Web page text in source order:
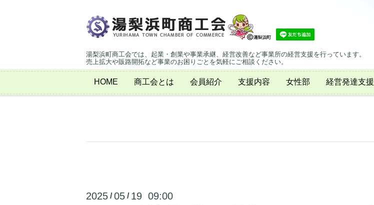
湯梨浜町商工会では、起業・創業や事業承継、経営改善など事業所の経営支援を行っています。
売上拡大や販路開拓など事業のお困りごとを気軽にご相談ください。
HOME 商工会とは 会員紹介 支援内容 女性部 経営発達支援
2025 /05 / 19 09:00